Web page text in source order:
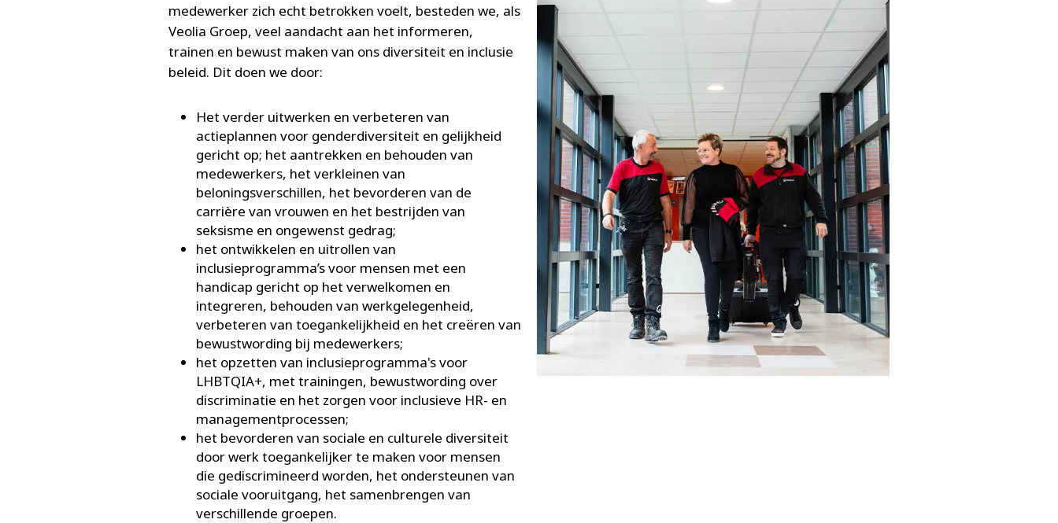
medewerker zich echt betrokken voelt, besteden we, als
Veolia Groep, veel aandacht aan het informeren,
trainen en bewust maken van ons diversiteit en inclusie
beleid. Dit doen we door:
Het verder uitwerken en verbeteren van
actieplannen voor genderdiversiteit en gelijkheid
gericht op; het aantrekken en behouden van
medewerkers, het verkleinen van
beloningsverschillen, het bevorderen van de
carrière van vrouwen en het bestrijden van
seksisme en ongewenst gedrag;
het ontwikkelen en uitrollen van
inclusieprogramma’s voor mensen met een
handicap gericht op het verwelkomen en
integreren, behouden van werkgelegenheid,
verbeteren van toegankelijkheid en het creëren van
bewustwording bij medewerkers;
het opzetten van inclusieprogramma's voor
LHBTQIA+, met trainingen, bewustwording over
discriminatie en het zorgen voor inclusieve HR- en
managementprocessen;
het bevorderen van sociale en culturele diversiteit
door werk toegankelijker te maken voor mensen
die gediscrimineerd worden, het ondersteunen van
sociale vooruitgang, het samenbrengen van
verschillende groepen.